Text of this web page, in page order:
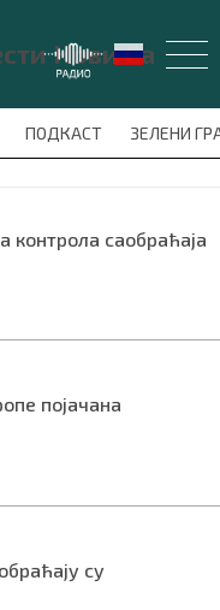
ПОДКАСТ ЗЕЛЕНИ
контрола саобраћаја
појачана
су